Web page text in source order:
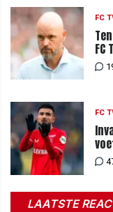
FC
FC
FC
LAATSTE